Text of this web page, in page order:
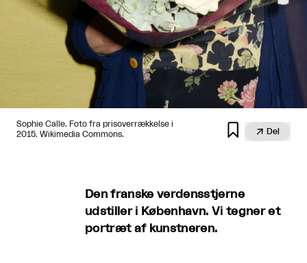
Sophie Calle. Foto fra prisoverrækkelse i
2015. Wikimedia Commons.
  Del
Den franske verdensstjerne
udstiller i København. Vi tegner et
portræt af kunstneren.